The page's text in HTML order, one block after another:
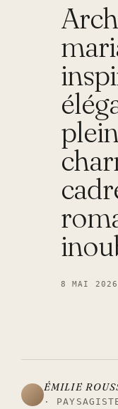
8 MAI 2026
ÉMILIE
·